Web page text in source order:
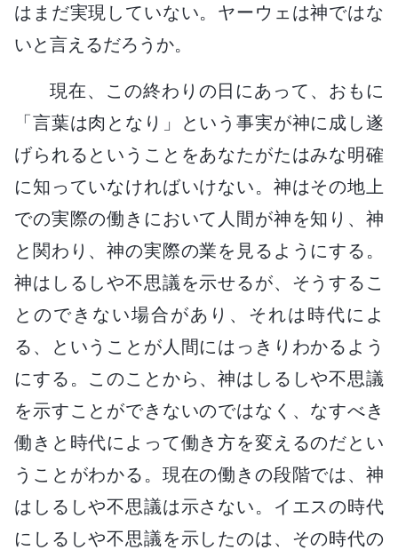
はまだ実現していない。ヤーウェは神ではな
いと言えるだろうか。
現在、この終わりの日にあって、おもに
「言葉は肉となり」という事実が神に成し遂
げられるということをあなたがたはみな明確
に知っていなければいけない。神はその地上
での実際の働きにおいて人間が神を知り、神
と関わり、神の実際の業を見るようにする。
神はしるしや不思議を示せるが、そうするこ
とのできない場合があり、それは時代によ
る、ということが人間にはっきりわかるよう
にする。このことから、神はしるしや不思議
を示すことができないのではなく、なすべき
働きと時代によって働き方を変えるのだとい
うことがわかる。現在の働きの段階では、神
はしるしや不思議は示さない。イエスの時代
にしるしや不思議を示したのは、その時代の